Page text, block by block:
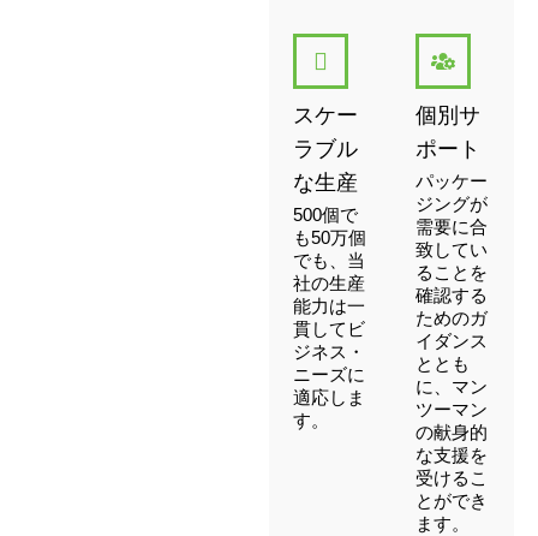
スケー
ラブル
な生産
500個で
も50万個
でも、当
社の生産
能力は一
貫してビ
ジネス・
ニーズに
適応しま
す。
個別サ
ポート
パッケー
ジングが
需要に合
致してい
ることを
確認する
ためのガ
イダンス
ととも
に、マン
ツーマン
の献身的
な支援を
受けるこ
とができ
ます。